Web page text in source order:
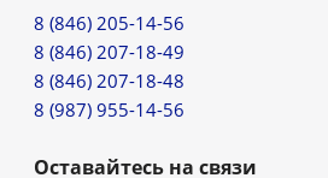
8 (846) 205-14-56
8 (846) 207-18-49
8 (846) 207-18-48
8 (987) 955-14-56
Оставайтесь на связи